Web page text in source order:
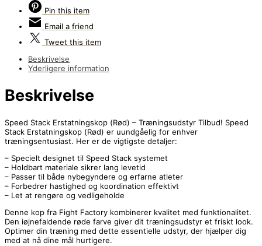
Pin this item
Email a friend
Tweet this item
Beskrivelse
Yderligere information
Beskrivelse
Speed Stack Erstatningskop (Rød) – Træningsudstyr Tilbud! Speed
Stack Erstatningskop (Rød) er uundgåelig for enhver
træningsentusiast. Her er de vigtigste detaljer:
– Specielt designet til Speed Stack systemet
– Holdbart materiale sikrer lang levetid
– Passer til både nybegyndere og erfarne atleter
– Forbedrer hastighed og koordination effektivt
– Let at rengøre og vedligeholde
Denne kop fra Fight Factory kombinerer kvalitet med funktionalitet.
Den iøjnefaldende røde farve giver dit træningsudstyr et friskt look.
Optimer din træning med dette essentielle udstyr, der hjælper dig
med at nå dine mål hurtigere.